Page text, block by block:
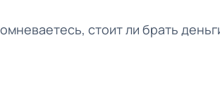
стоит ли брать